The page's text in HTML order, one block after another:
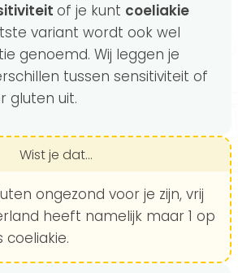
of je kunt coeliakie
variant wordt ook wel
genoemd. Wij leggen je
tussen sensitiviteit of
gluten uit.
Wist je dat...
ongezond voor je zijn, vrij
heeft namelijk maar 1 op
coeliakie.